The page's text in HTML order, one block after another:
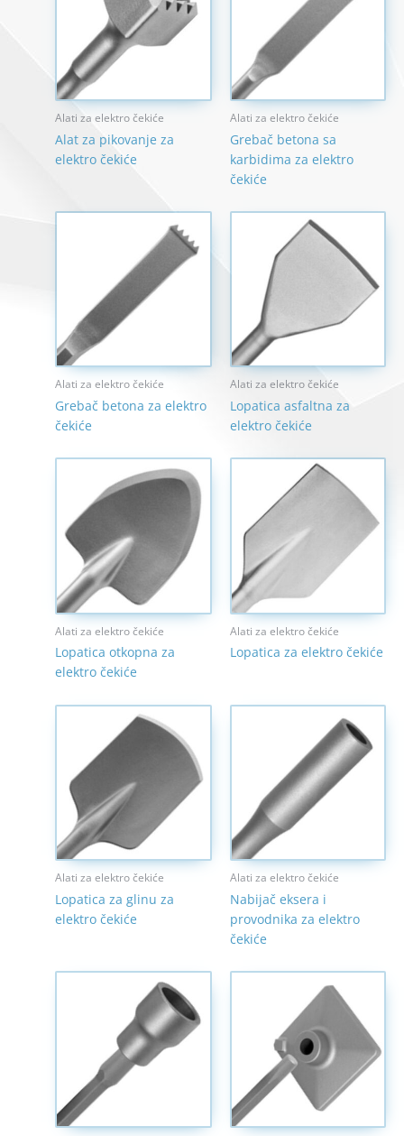
Alati za elektro čekiće
Alat za pikovanje za
elektro čekiće
Alati za elektro čekiće
Grebač betona sa
karbidima za elektro
čekiće
Alati za elektro čekiće
Grebač betona za elektro
čekiće
Alati za elektro čekiće
Lopatica asfaltna za
elektro čekiće
Alati za elektro čekiće
Lopatica otkopna za
elektro čekiće
Alati za elektro čekiće
Lopatica za elektro čekiće
Alati za elektro čekiće
Lopatica za glinu za
elektro čekiće
Alati za elektro čekiće
Nabijač eksera i
provodnika za elektro
čekiće